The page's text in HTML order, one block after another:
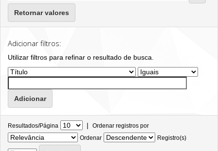
Retornar valores
Adicionar filtros:
Utilizar filtros para refinar o resultado de busca.
Resultados/Página | Ordenar registros por
Ordenar
Registro(s)